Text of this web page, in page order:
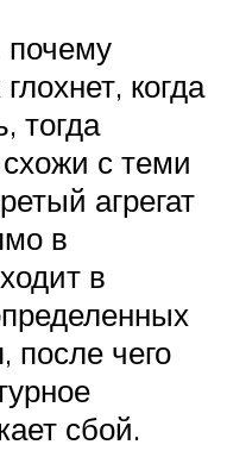
почему
когда
тогда
схожи с теми
агрегат
в
в
после чего
сбой.